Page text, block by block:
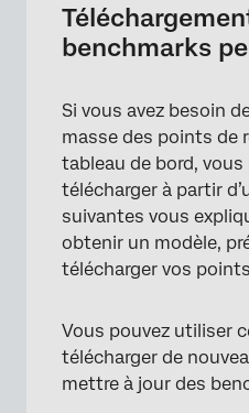
benchmarks
Si vous avez besoin
masse des points de
tableau de bord, vous
télécharger à partir
suivantes vous
obtenir un modèle,
télécharger vos
Vous pouvez utiliser
télécharger de
mettre à jour des